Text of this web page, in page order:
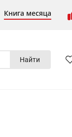
Книга месяца
Найти